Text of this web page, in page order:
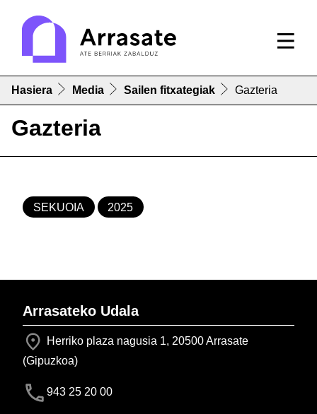
Hasiera Media Sailen fitxategiak Gazteria
Gazteria
SEKUOIA 2025
Arrasateko Udala
Herriko plaza nagusia 1, 20500 Arrasate
(Gipuzkoa)
943 25 20 00